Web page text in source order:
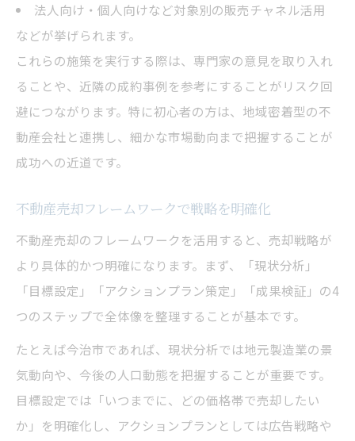
法人向け・個人向けなど対象別の販売チャネル活用
などが挙げられます。
これらの施策を実行する際は、専門家の意見を取り入れ
ることや、近隣の成約事例を参考にすることがリスク回
避につながります。特に初心者の方は、地域密着型の不
動産会社と連携し、細かな市場動向まで把握することが
成功への近道です。
不動産売却フレームワークで戦略を明確化
不動産売却のフレームワークを活用すると、売却戦略が
より具体的かつ明確になります。まず、「現状分析」
「目標設定」「アクションプラン策定」「成果検証」の4
つのステップで全体像を整理することが基本です。
たとえば今治市であれば、現状分析では地元製造業の景
気動向や、今後の人口動態を把握することが重要です。
目標設定では「いつまでに、どの価格帯で売却したい
か」を明確化し、アクションプランとしては広告戦略や